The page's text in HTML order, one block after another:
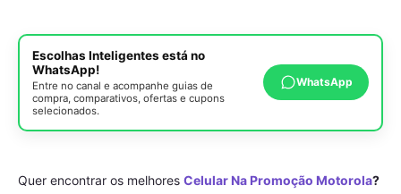
Escolhas Inteligentes está no
WhatsApp!
Entre no canal e acompanhe guias de
compra, comparativos, ofertas e cupons
selecionados.
WhatsApp
Quer encontrar os melhores Celular Na Promoção Motorola?